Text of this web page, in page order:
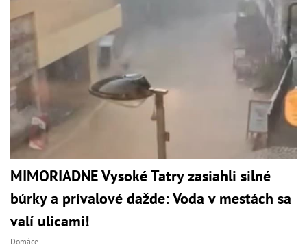
MIMORIADNE Vysoké Tatry zasiahli silné
búrky a prívalové dažde: Voda v mestách sa
valí ulicami!
Domáce